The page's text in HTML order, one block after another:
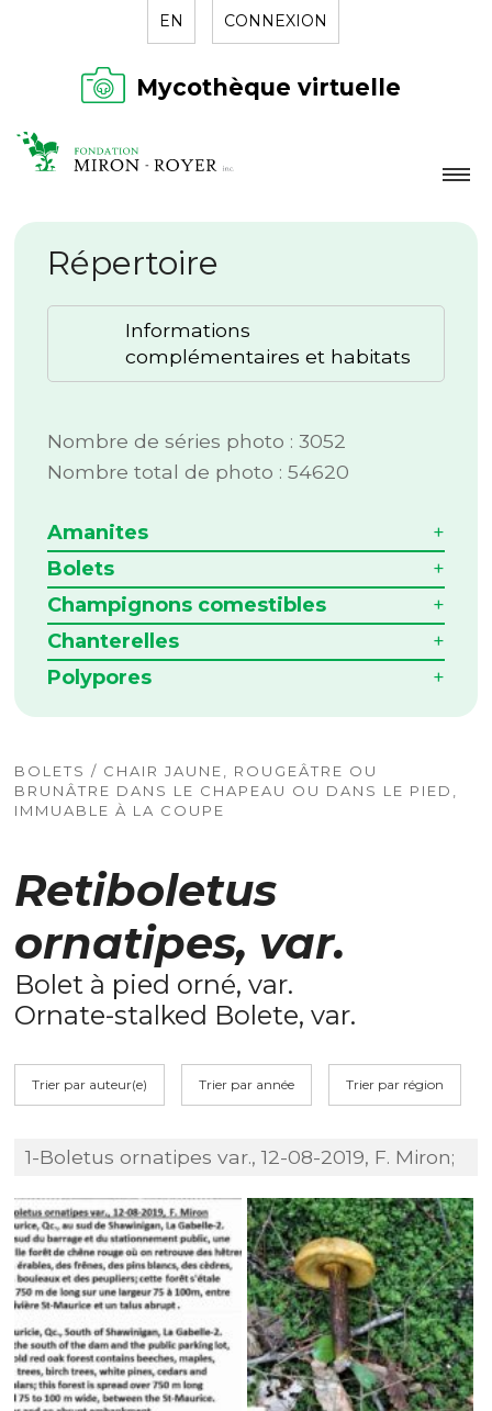
EN CONNEXION
Mycothèque virtuelle
LA FONDATION
NOUVELLES
RÉPERTOIRE
Répertoire
Informations
complémentaires et habitats
Nombre de séries photo : 3052
Nombre total de photo : 54620
Amanites
Bolets
Champignons comestibles
Chanterelles
Polypores
BOLETS / CHAIR JAUNE, ROUGEÂTRE OU
BRUNÂTRE DANS LE CHAPEAU OU DANS LE PIED,
IMMUABLE À LA COUPE
Retiboletus
ornatipes, var.
Bolet à pied orné, var.
Ornate-stalked Bolete, var.
Trier par auteur(e) Trier par année Trier par région
1-Boletus ornatipes var., 12-08-2019, F. Miron;